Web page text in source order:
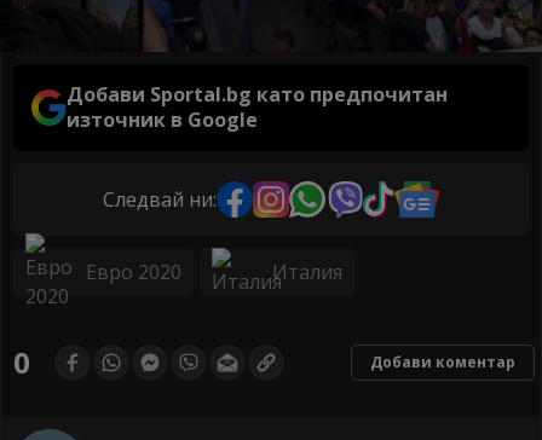
Добави Sportal.bg като предпочитан
източник в Google
Следвай ни:
Евро 2020 Италия
0 Добави коментар